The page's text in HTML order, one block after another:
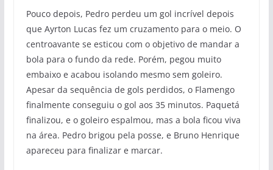
Pouco depois, Pedro perdeu um gol incrível depois
que Ayrton Lucas fez um cruzamento para o meio. O
centroavante se esticou com o objetivo de mandar a
bola para o fundo da rede. Porém, pegou muito
embaixo e acabou isolando mesmo sem goleiro.
Apesar da sequência de gols perdidos, o Flamengo
finalmente conseguiu o gol aos 35 minutos. Paquetá
finalizou, e o goleiro espalmou, mas a bola ficou viva
na área. Pedro brigou pela posse, e Bruno Henrique
apareceu para finalizar e marcar.